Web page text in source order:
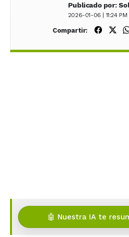
Publicado por:
2026-01-06 | 11:24 PM
Compartir:
🤖 Nuestra IA te